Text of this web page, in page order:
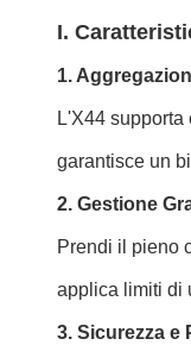
I.
1.
L'X44
garantisce un
2. Gestione
Prendi il pieno
applica limiti di
3. Sicurezza e